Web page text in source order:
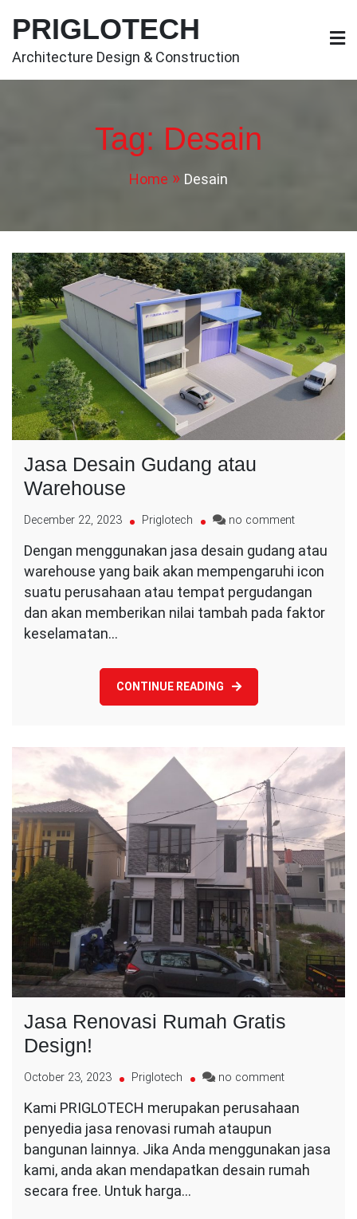
content
PRIGLOTECH
Architecture Design & Construction
Tag: Desain
Home Desain
Jasa Desain Gudang atau
Warehouse
December 22, 2023 Priglotech no commenton
Desain
Gudang
atau
Warehouse
Dengan menggunakan jasa desain gudang atau
warehouse yang baik akan mempengaruhi icon
suatu perusahaan atau tempat pergudangan
dan akan memberikan nilai tambah pada faktor
keselamatan…
CONTINUE READING
Jasa Renovasi Rumah Gratis
Design!
October 23, 2023 Priglotech no commenton
Renovasi
Gratis
Design!
Kami PRIGLOTECH merupakan perusahaan
penyedia jasa renovasi rumah ataupun
bangunan lainnya. Jika Anda menggunakan jasa
kami, anda akan mendapatkan desain rumah
secara free. Untuk harga…